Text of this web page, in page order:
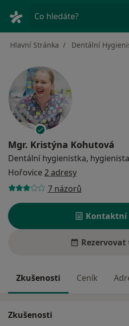
Co hledáte?
Hlavní Stránka Dentální
Mgr. Kristýna Kohutová
Dentální hygienistka, hygienista
Hořovice 2 adresy
7 názorů
Kontaktní
Zkušenosti Ceník
Zkušenosti